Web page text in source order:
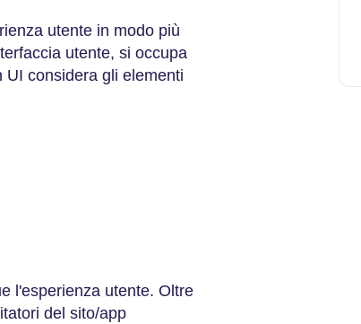
utente in modo più
utente, si occupa
considera gli elementi
l'esperienza utente. Oltre
del sito/app